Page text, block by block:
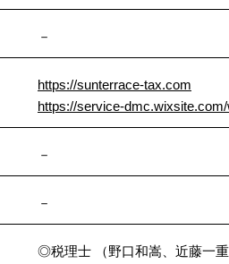
－
https://sunterrace-tax.com
https://service-
－
－
◎税理士 （野口和嵩、近藤一